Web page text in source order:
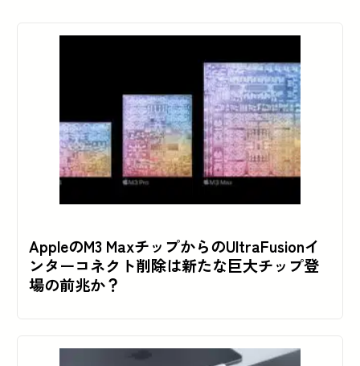
AppleのM3 MaxチップからのUltraFusionイ
ンターコネクト削除は新たな巨大チップ登
場の前兆か？